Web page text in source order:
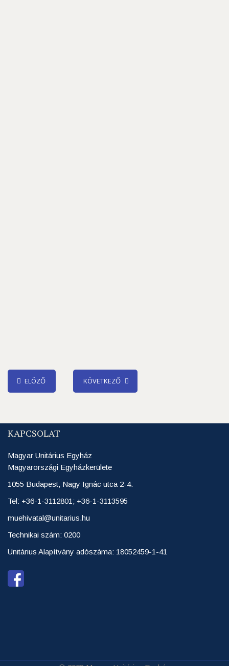
ELÖZŐ KÖVETKEZŐ
KAPCSOLAT
Magyar Unitárius Egyház
Magyarországi Egyházkerülete
1055 Budapest, Nagy Ignác utca 2-4.
Tel: +36-1-3112801; +36-1-3113595
muehivatal@unitarius.hu
Technikai szám: 0200
Unitárius Alapítvány adószáma: 18052459-1-41